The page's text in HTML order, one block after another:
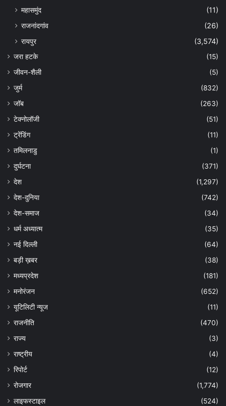
महासमुंद
(11)
राजनांदगांव
(26)
रायपुर
(3,574)
जरा हटके
(15)
जीवन-शैली
(5)
जुर्म
(832)
जॉब
(263)
टेक्नोलॉजी
(51)
ट्रेंडिंग
(11)
तमिलनाडु
(1)
दुर्घटना
(371)
देश
(1,297)
देश-दुनिया
(742)
देश-समाज
(34)
धर्म अध्यात्म
(35)
नई दिल्ली
(64)
बड़ी ख़बर
(38)
मध्यप्रदेश
(181)
मनोरंजन
(652)
यूटिलिटी न्यूज
(11)
राजनीति
(470)
राज्य
(3)
राष्ट्रीय
(4)
रिपोर्ट
(12)
रोजगार
(1,774)
लाइफस्टाइल
(524)